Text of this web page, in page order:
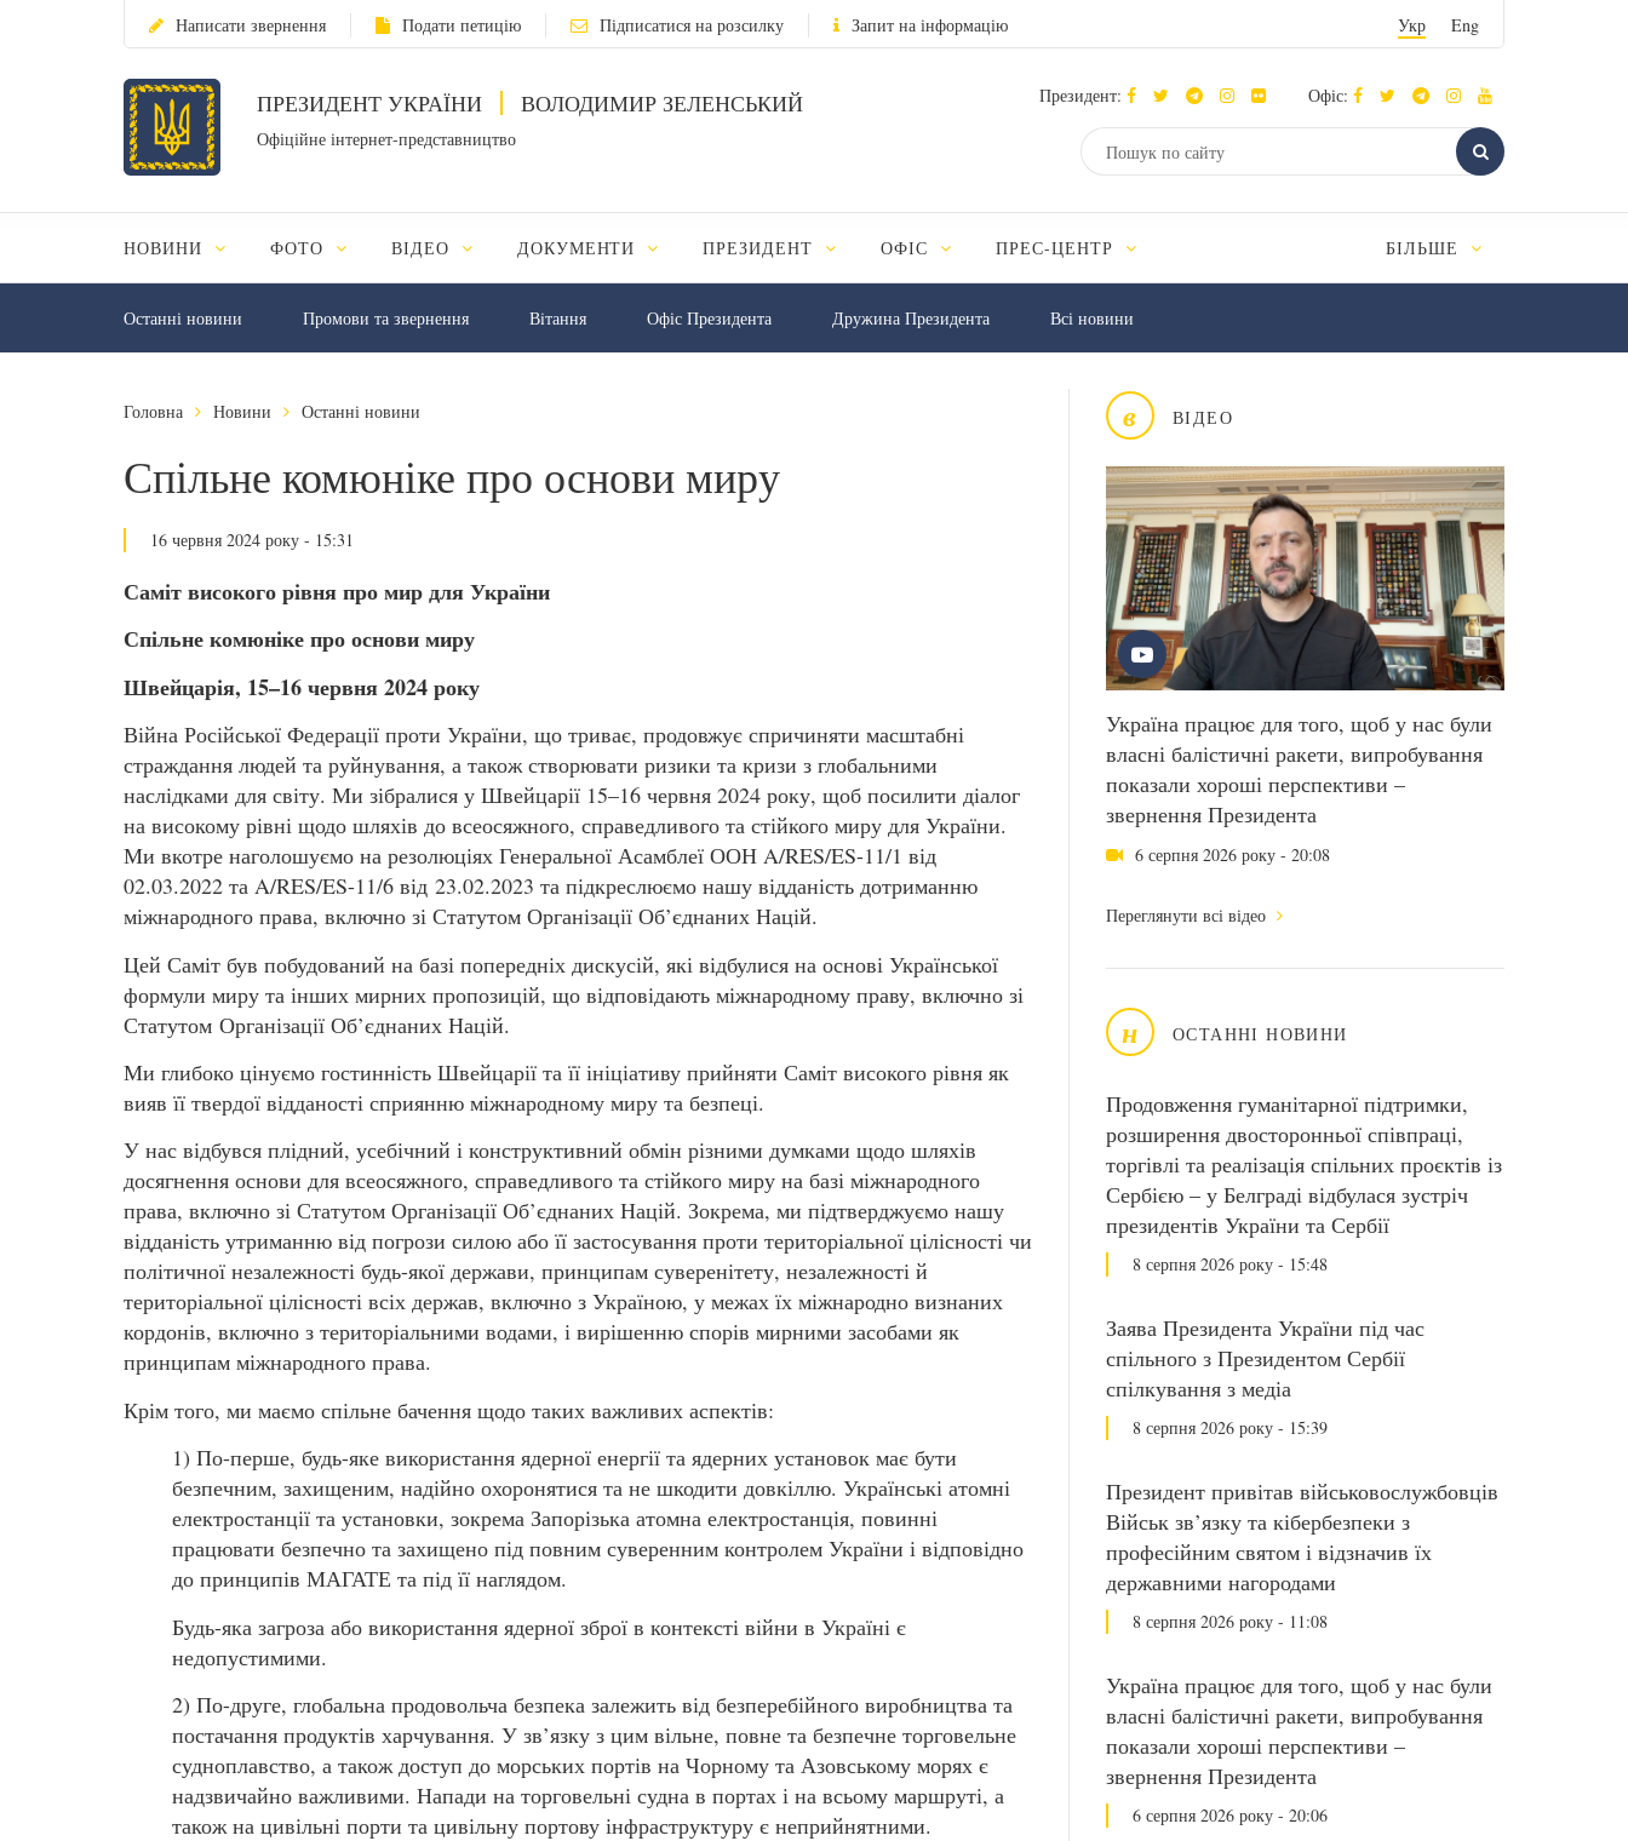
Написати звернення Подати петицію Підписатися на розсилку Запит на інформацію Укр Eng
ПРЕЗИДЕНТ УКРАЇНИ ВОЛОДИМИР ЗЕЛЕНСЬКИЙ
Офіційне інтернет-представництво
Президент: Офіс:
НОВИНИ ФОТО ВІДЕО ДОКУМЕНТИ ПРЕЗИДЕНТ ОФІС ПРЕС-ЦЕНТР БІЛЬШЕ
Останні новини Промови та звернення Вiтання Офіс Президента Дружина Президента Всі новини
в ВІДЕО
Україна працює для того, щоб у нас були
власні балістичні ракети, випробування
показали хороші перспективи –
звернення Президента
6 серпня 2026 року - 20:08
Переглянути всі відео
н ОСТАННІ НОВИНИ
Продовження гуманітарної підтримки,
розширення двосторонньої співпраці,
торгівлі та реалізація спільних проєктів із
Сербією – у Белграді відбулася зустріч
президентів України та Сербії
8 серпня 2026 року - 15:48
Заява Президента України під час
спільного з Президентом Сербії
спілкування з медіа
8 серпня 2026 року - 15:39
Президент привітав військовослужбовців
Військ зв’язку та кібербезпеки з
професійним святом і відзначив їх
державними нагородами
8 серпня 2026 року - 11:08
Україна працює для того, щоб у нас були
власні балістичні ракети, випробування
показали хороші перспективи –
звернення Президента
6 серпня 2026 року - 20:06
Головна Новини Останні новини
Спільне комюніке про основи миру
16 червня 2024 року - 15:31
Саміт високого рівня про мир для України
Спільне комюніке про основи миру
Швейцарія, 15–16 червня 2024 року
Війна Російської Федерації проти України, що триває, продовжує спричиняти масштабні
страждання людей та руйнування, а також створювати ризики та кризи з глобальними
наслідками для світу. Ми зібралися у Швейцарії 15–16 червня 2024 року, щоб посилити діалог
на високому рівні щодо шляхів до всеосяжного, справедливого та стійкого миру для України.
Ми вкотре наголошуємо на резолюціях Генеральної Асамблеї ООН A/RES/ES-11/1 від
02.03.2022 та A/RES/ES-11/6 від 23.02.2023 та підкреслюємо нашу відданість дотриманню
міжнародного права, включно зі Статутом Організації Об’єднаних Націй.
Цей Саміт був побудований на базі попередніх дискусій, які відбулися на основі Української
формули миру та інших мирних пропозицій, що відповідають міжнародному праву, включно зі
Статутом Організації Об’єднаних Націй.
Ми глибоко цінуємо гостинність Швейцарії та її ініціативу прийняти Саміт високого рівня як
вияв її твердої відданості сприянню міжнародному миру та безпеці.
У нас відбувся плідний, усебічний і конструктивний обмін різними думками щодо шляхів
досягнення основи для всеосяжного, справедливого та стійкого миру на базі міжнародного
права, включно зі Статутом Організації Об’єднаних Націй. Зокрема, ми підтверджуємо нашу
відданість утриманню від погрози силою або її застосування проти територіальної цілісності чи
політичної незалежності будь-якої держави, принципам суверенітету, незалежності й
територіальної цілісності всіх держав, включно з Україною, у межах їх міжнародно визнаних
кордонів, включно з територіальними водами, і вирішенню спорів мирними засобами як
принципам міжнародного права.
Крім того, ми маємо спільне бачення щодо таких важливих аспектів:
1) По-перше, будь-яке використання ядерної енергії та ядерних установок має бути
безпечним, захищеним, надійно охоронятися та не шкодити довкіллю. Українські атомні
електростанції та установки, зокрема Запорізька атомна електростанція, повинні
працювати безпечно та захищено під повним суверенним контролем України і відповідно
до принципів МАГАТЕ та під її наглядом.
Будь-яка загроза або використання ядерної зброї в контексті війни в Україні є
недопустимими.
2) По-друге, глобальна продовольча безпека залежить від безперебійного виробництва та
постачання продуктів харчування. У зв’язку з цим вільне, повне та безпечне торговельне
судноплавство, а також доступ до морських портів на Чорному та Азовському морях є
надзвичайно важливими. Напади на торговельні судна в портах і на всьому маршруті, а
також на цивільні порти та цивільну портову інфраструктуру є неприйнятними.